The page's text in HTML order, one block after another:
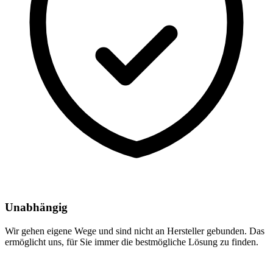
Unabhängig
Wir gehen eigene Wege und sind nicht an Hersteller gebunden. Das
ermöglicht uns, für Sie immer die bestmögliche Lösung zu finden.